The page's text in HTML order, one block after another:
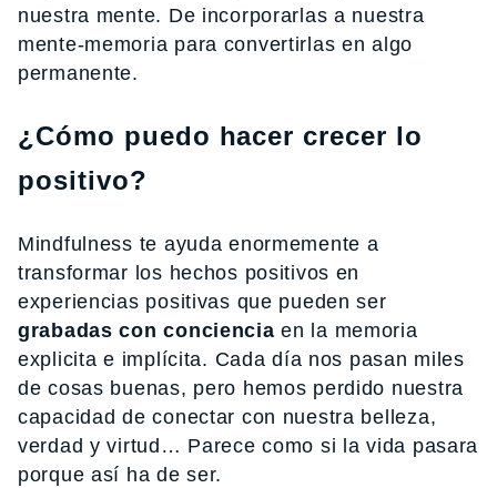
nuestra mente. De incorporarlas a nuestra
mente-memoria para convertirlas en algo
permanente.
¿Cómo puedo hacer crecer lo
positivo?
Mindfulness te ayuda enormemente a
transformar los hechos positivos en
experiencias positivas que pueden ser
grabadas con conciencia en la memoria
explicita e implícita. Cada día nos pasan miles
de cosas buenas, pero hemos perdido nuestra
capacidad de conectar con nuestra belleza,
verdad y virtud… Parece como si la vida pasara
porque así ha de ser.